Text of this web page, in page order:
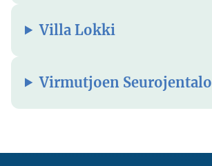
Villa Lokki
Virmutjoen Seurojentalo